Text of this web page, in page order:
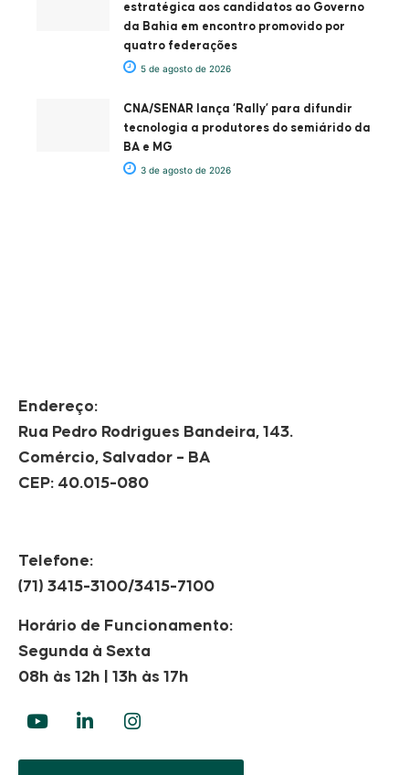
estratégica aos candidatos ao Governo
da Bahia em encontro promovido por
quatro federações
5 de agosto de 2026
CNA/SENAR lança ‘Rally’ para difundir
tecnologia a produtores do semiárido da
BA e MG
3 de agosto de 2026
Endereço:
Rua Pedro Rodrigues Bandeira, 143.
Comércio, Salvador – BA
CEP: 40.015-080
Telefone:
(71) 3415-3100/3415-7100
Horário de Funcionamento:
Segunda à Sexta
08h às 12h | 13h às 17h